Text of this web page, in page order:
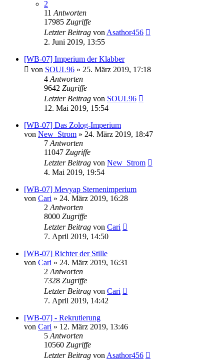
2
11 Antworten
17985 Zugriffe
Letzter Beitrag von Asathor456
2. Juni 2019, 13:55
[WB-07] Imperium der Klabber
von SOUL96 » 25. März 2019, 17:18
4 Antworten
9642 Zugriffe
Letzter Beitrag von SOUL96
12. Mai 2019, 15:54
[WB-07] Das Zolog-Imperium
von New_Strom » 24. März 2019, 18:47
7 Antworten
11047 Zugriffe
Letzter Beitrag von New_Strom
4. Mai 2019, 19:54
[WB-07] Mevyap Sternenimperium
von Cari » 24. März 2019, 16:28
2 Antworten
8000 Zugriffe
Letzter Beitrag von Cari
7. April 2019, 14:50
[WB-07] Richter der Stille
von Cari » 24. März 2019, 16:31
2 Antworten
7328 Zugriffe
Letzter Beitrag von Cari
7. April 2019, 14:42
[WB-07] - Rekrutierung
von Cari » 12. März 2019, 13:46
5 Antworten
10560 Zugriffe
Letzter Beitrag von Asathor456